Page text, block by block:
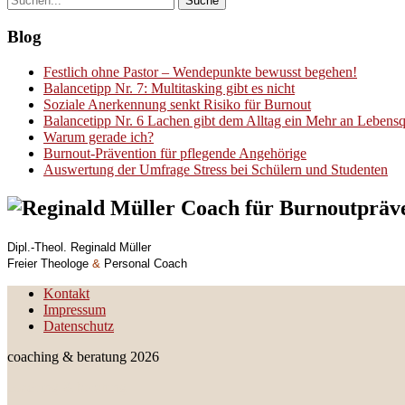
Blog
Festlich ohne Pastor – Wendepunkte bewusst begehen!
Balancetipp Nr. 7: Multitasking gibt es nicht
Soziale Anerkennung senkt Risiko für Burnout
Balancetipp Nr. 6 Lachen gibt dem Alltag ein Mehr an
Warum gerade ich?
Burnout-Prävention für pflegende Angehörige
Auswertung der Umfrage Stress bei Schülern und Studenten
Dipl.-Theol. Reginald Müller
Freier Theologe & Personal Coach
Kontakt
Impressum
Datenschutz
coaching & beratung 2026